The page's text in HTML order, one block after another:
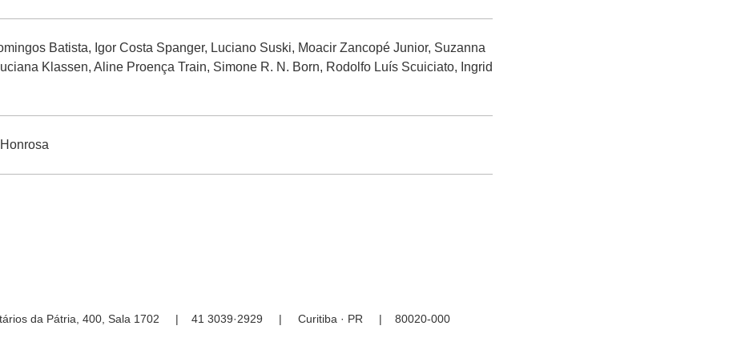
Batista, Igor Costa Spanger, Luciano Suski, Moacir Zancopé Junior, Suzanna
Klassen, Aline Proença Train, Simone R. N. Born, Rodolfo Luís Scuiciato, Ingrid
da Pátria, 400, Sala 1702 | 41 3039·2929 | Curitiba · PR | 80020-000